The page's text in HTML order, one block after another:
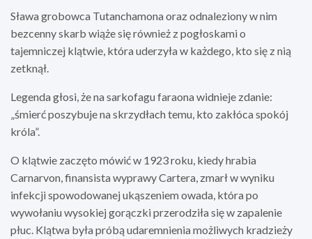
Sława grobowca Tutanchamona oraz odnaleziony w nim
bezcenny skarb wiąże się również z pogłoskami o
tajemniczej klątwie, która uderzyła w każdego, kto się z nią
zetknął.
Legenda głosi, że na sarkofagu faraona widnieje zdanie:
„śmierć poszybuje na skrzydłach temu, kto zakłóca spokój
króla”.
O klątwie zaczęto mówić w 1923 roku, kiedy hrabia
Carnarvon, finansista wyprawy Cartera, zmarł w wyniku
infekcji spowodowanej ukąszeniem owada, która po
wywołaniu wysokiej gorączki przerodziła się w zapalenie
płuc. Klątwa była próbą udaremnienia możliwych kradzieży